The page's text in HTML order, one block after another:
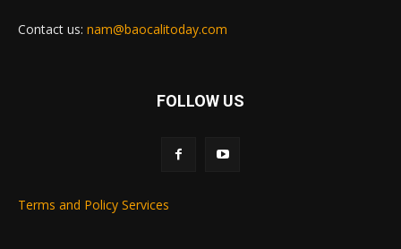
Contact us: nam@baocalitoday.com
FOLLOW US
Terms and Policy Services